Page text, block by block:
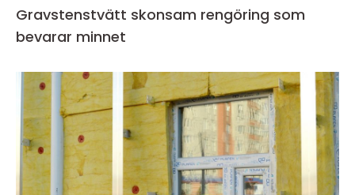
Gravstenstvätt skonsam rengöring som
bevarar minnet